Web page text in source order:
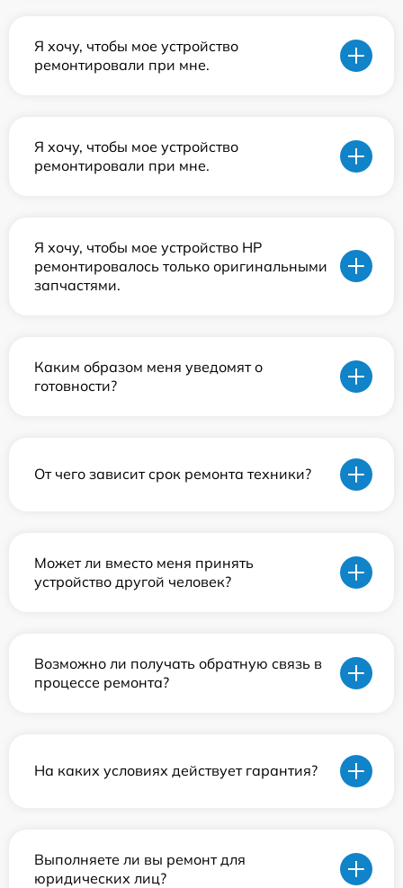
Я хочу, чтобы мое устройство
ремонтировали при мне.
Я хочу, чтобы мое устройство
ремонтировали при мне.
Я хочу, чтобы мое устройство HP
ремонтировалось только оригинальными
запчастями.
Каким образом меня уведомят о
готовности?
От чего зависит срок ремонта техники?
Может ли вместо меня принять
устройство другой человек?
Возможно ли получать обратную связь в
процессе ремонта?
На каких условиях действует гарантия?
Выполняете ли вы ремонт для
юридических лиц?